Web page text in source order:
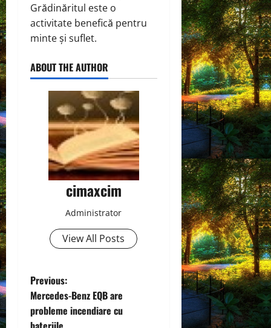
Grădinăritul este o
activitate benefică pentru
minte și suflet.
ABOUT THE AUTHOR
cimaxcim
Administrator
View All Posts
P
o
Previous:
Mercedes-Benz EQB are
probleme incendiare cu